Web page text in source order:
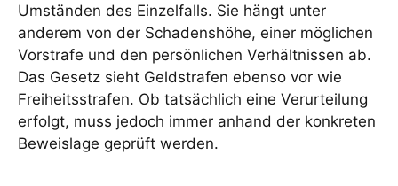
Umständen des Einzelfalls. Sie hängt unter
anderem von der Schadenshöhe, einer möglichen
Vorstrafe und den persönlichen Verhältnissen ab.
Das Gesetz sieht Geldstrafen ebenso vor wie
Freiheitsstrafen. Ob tatsächlich eine Verurteilung
erfolgt, muss jedoch immer anhand der konkreten
Beweislage geprüft werden.